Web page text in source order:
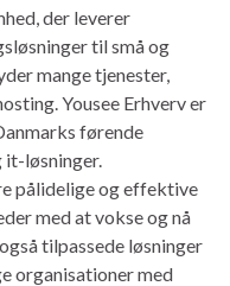
der leverer
til små og
mange tjenester,
Yousee Erhverv er
førende
løsninger.
pålidelige og effektive
med at vokse og nå
tilpassede løsninger
organisationer med